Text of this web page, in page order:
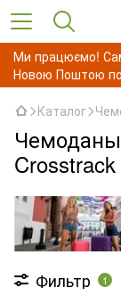
Ми працюємо!
Новою Поштою по
Каталог
Crosstrack
Фильтр 1